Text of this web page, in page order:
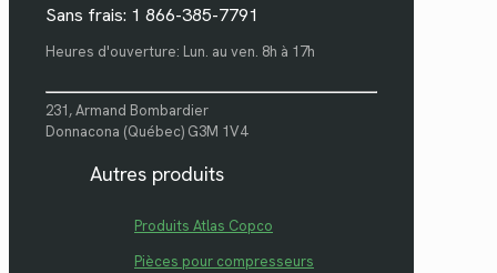
Sans frais: 1 866-385-7791
Heures d'ouverture: Lun. au ven. 8h à 17h
231, Armand Bombardier
Donnacona (Québec) G3M 1V4
Autres produits
Produits Atlas Copco
Pièces pour compresseurs